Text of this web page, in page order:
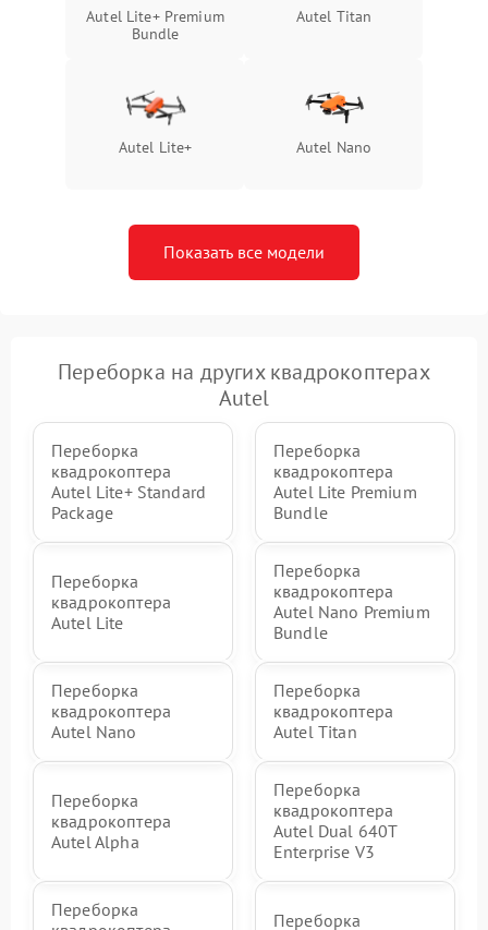
Autel Lite+ Premium
Bundle
Autel Titan
Autel Lite+ Autel Nano
Показать все модели
Переборка на других квадрокоптерах
Autel
Переборка
квадрокоптера
Autel Lite+ Standard
Package
Переборка
квадрокоптера
Autel Lite Premium
Bundle
Переборка
квадрокоптера
Autel Lite
Переборка
квадрокоптера
Autel Nano Premium
Bundle
Переборка
квадрокоптера
Autel Nano
Переборка
квадрокоптера
Autel Titan
Переборка
квадрокоптера
Autel Alpha
Переборка
квадрокоптера
Autel Dual 640T
Enterprise V3
Переборка
Переборка